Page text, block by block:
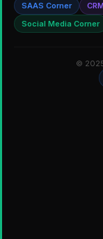
SAAS Corner
Social Media Corner
© 2025